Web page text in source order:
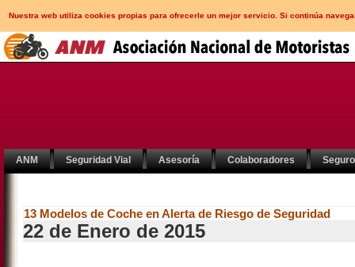
Nuestra web utiliza cookies propias para ofrecerle un mejor servicio. Si continúa
ANM Seguridad Vial Asesoría Colaboradores
13 Modelos de Coche en Alerta de Riesgo de Seguridad
22 de Enero de 2015